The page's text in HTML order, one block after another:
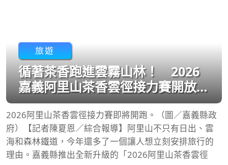
旅遊
循著茶香跑進雲霧山林！ 2026
嘉義阿里山茶香雲徑接力賽開放報
名
2026阿里山茶香雲徑接力賽即將開跑。（圖／嘉義縣政
府）【記者陳夏恩／綜合報導】阿里山不只有日出、雲
海和森林鐵道，今年還多了一個讓人想立刻安排旅行的
理由。嘉義縣推出全新升級的「2026阿里山茶香雲徑